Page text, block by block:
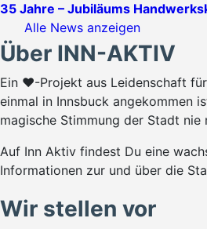
35 Jahre – Jubiläums
Alle News anzeigen
Über INN-AKTIV
Ein ♥-Projekt aus Leidenschaft
einmal in Innsbuck angekommen
magische Stimmung der Stadt nie
Auf Inn Aktiv findest Du eine
Informationen zur und über die
Wir stellen vor